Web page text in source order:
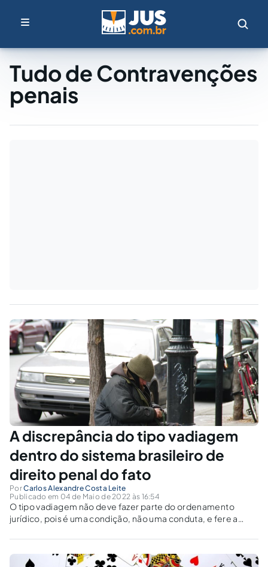
Tudo de Contravenções
penais
A discrepância do tipo vadiagem
dentro do sistema brasileiro de
direito penal do fato
PorCarlos Alexandre Costa Leite
Publicado em 04 de Maio de 2022 às 16:54
O tipo vadiagem não deve fazer parte do ordenamento
jurídico, pois é uma condição, não uma conduta, e fere a